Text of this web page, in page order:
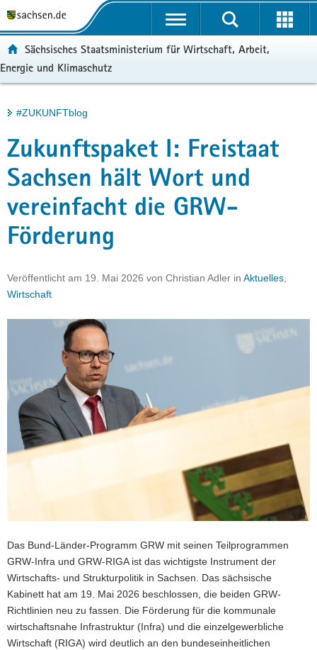
t
a
l
e
r
g
r
e
f
d
e
N
g
u
p
t
h
a
l
t
e
r
v
e
Portalübergreifende
Sächsisches Staatsministerium für Wirtschaft, Arbeit,
Energie und Klimaschutz
Hauptinhalt
#ZUKUNFTblog
Zukunftspaket I: Freistaat
Sachsen hält Wort und
vereinfacht die GRW-
Förderung
Veröffentlicht am 19. Mai 2026 von Christian Adler in Aktuelles
Wirtschaft
Das Bund-Länder-Programm GRW mit seinen Teilprogrammen
GRW-Infra und GRW-RIGA ist das wichtigste Instrument der
Wirtschafts- und Strukturpolitik in Sachsen. Das sächsische
Kabinett hat am 19. Mai 2026 beschlossen, die beiden GRW-
Richtlinien neu zu fassen. Die Förderung für die kommunale
wirtschaftsnahe Infrastruktur (Infra) und die einzelgewerbliche
Wirtschaft (RIGA) wird deutlich an den bundeseinheitlichen